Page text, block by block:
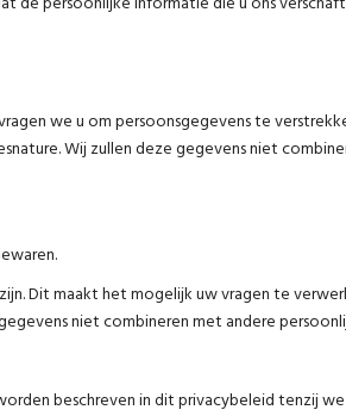
we u om persoonsgegevens te
Wij zullen deze gegevens niet
Dit maakt het mogelijk uw vragen te
niet combineren met andere
beschreven in dit privacybeleid tenzij